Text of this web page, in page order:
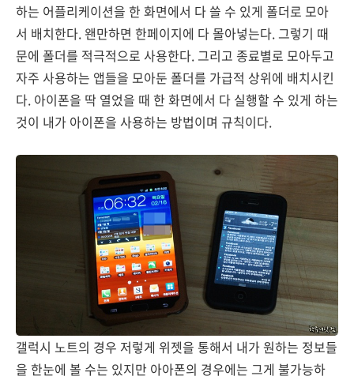
하는 어플리케이션을 한 화면에서 다 쓸 수 있게 폴더로 모아
서 배치한다. 왠만하면 한페이지에 다 몰아넣는다. 그렇기 때
문에 폴더를 적극적으로 사용한다. 그리고 종료별로 모아두고
자주 사용하는 앱들을 모아둔 폴더를 가급적 상위에 배치시킨
다. 아이폰을 딱 열었을 때 한 화면에서 다 실행할 수 있게 하는
것이 내가 아이폰을 사용하는 방법이며 규칙이다.
갤럭시 노트의 경우 저렇게 위젯을 통해서 내가 원하는 정보들
을 한눈에 볼 수는 있지만 아아폰의 경우에는 그게 불가능하